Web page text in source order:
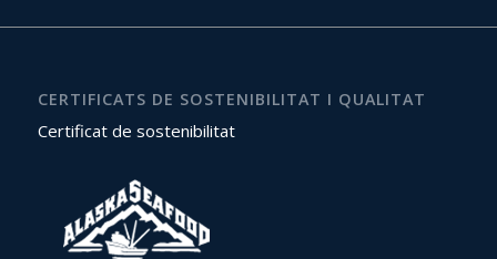
CERTIFICATS DE SOSTENIBILITAT I QUALITAT
Certificat de sostenibilitat